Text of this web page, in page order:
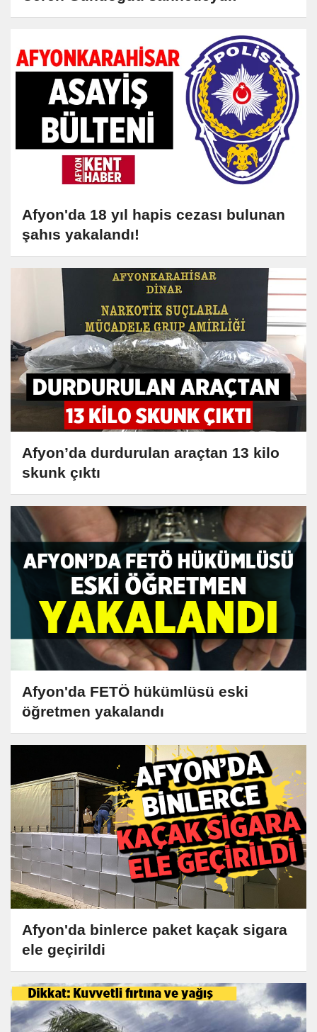
Afyon'da 18 yıl hapis cezası bulunan
şahıs yakalandı!
Afyon’da durdurulan araçtan 13 kilo
skunk çıktı
Afyon'da FETÖ hükümlüsü eski
öğretmen yakalandı
Afyon'da binlerce paket kaçak sigara
ele geçirildi